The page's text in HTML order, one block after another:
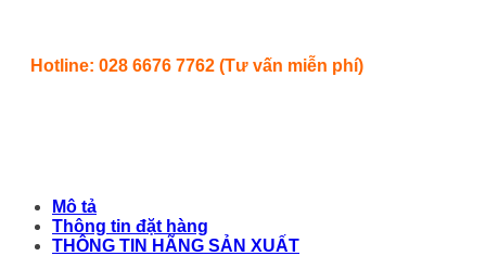
Hotline: 028 6676 7762 (Tư vấn miễn phí)
Mô tả
Thông tin đặt hàng
THÔNG TIN HÃNG SẢN XUẤT